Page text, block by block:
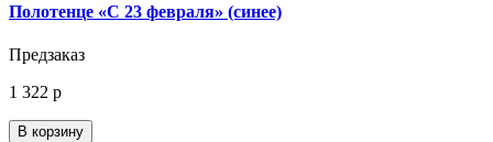
Полотенце «С 23 февраля» (синее)
Предзаказ
1 322 р
В корзину